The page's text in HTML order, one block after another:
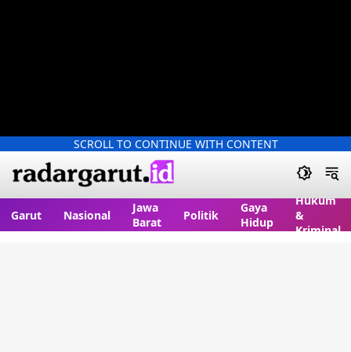
SCROLL TO CONTINUE WITH CONTENT
Garut Nasional
Jawa
Barat
Politik
Gaya
Hidup
Hukum
&
Kriminal